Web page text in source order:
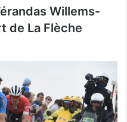
Willems-
de La Flèche